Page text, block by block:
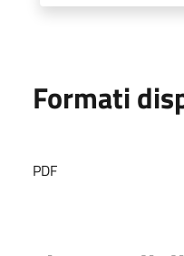
Formati
PDF